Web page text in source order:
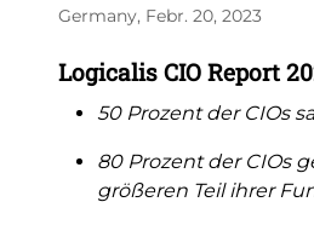
Germany, Febr. 20, 2023
Logicalis CIO Report
50 Prozent der CIOs
80 Prozent der CIOs
größeren Teil ihrer